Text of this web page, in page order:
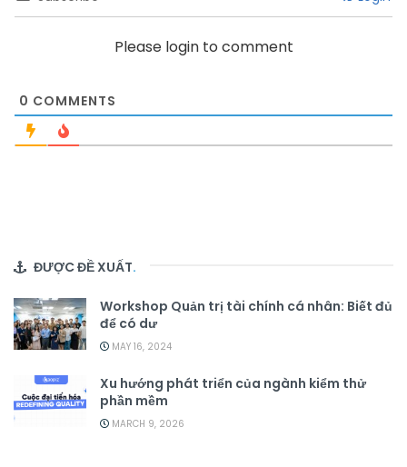
Please login to comment
0 COMMENTS
ĐƯỢC ĐỀ XUẤT.
Workshop Quản trị tài chính cá nhân: Biết đủ
để có dư
MAY 16, 2024
Xu hướng phát triển của ngành kiểm thử
phần mềm
MARCH 9, 2026